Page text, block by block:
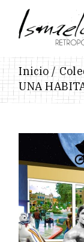
content
Inicio
UNA